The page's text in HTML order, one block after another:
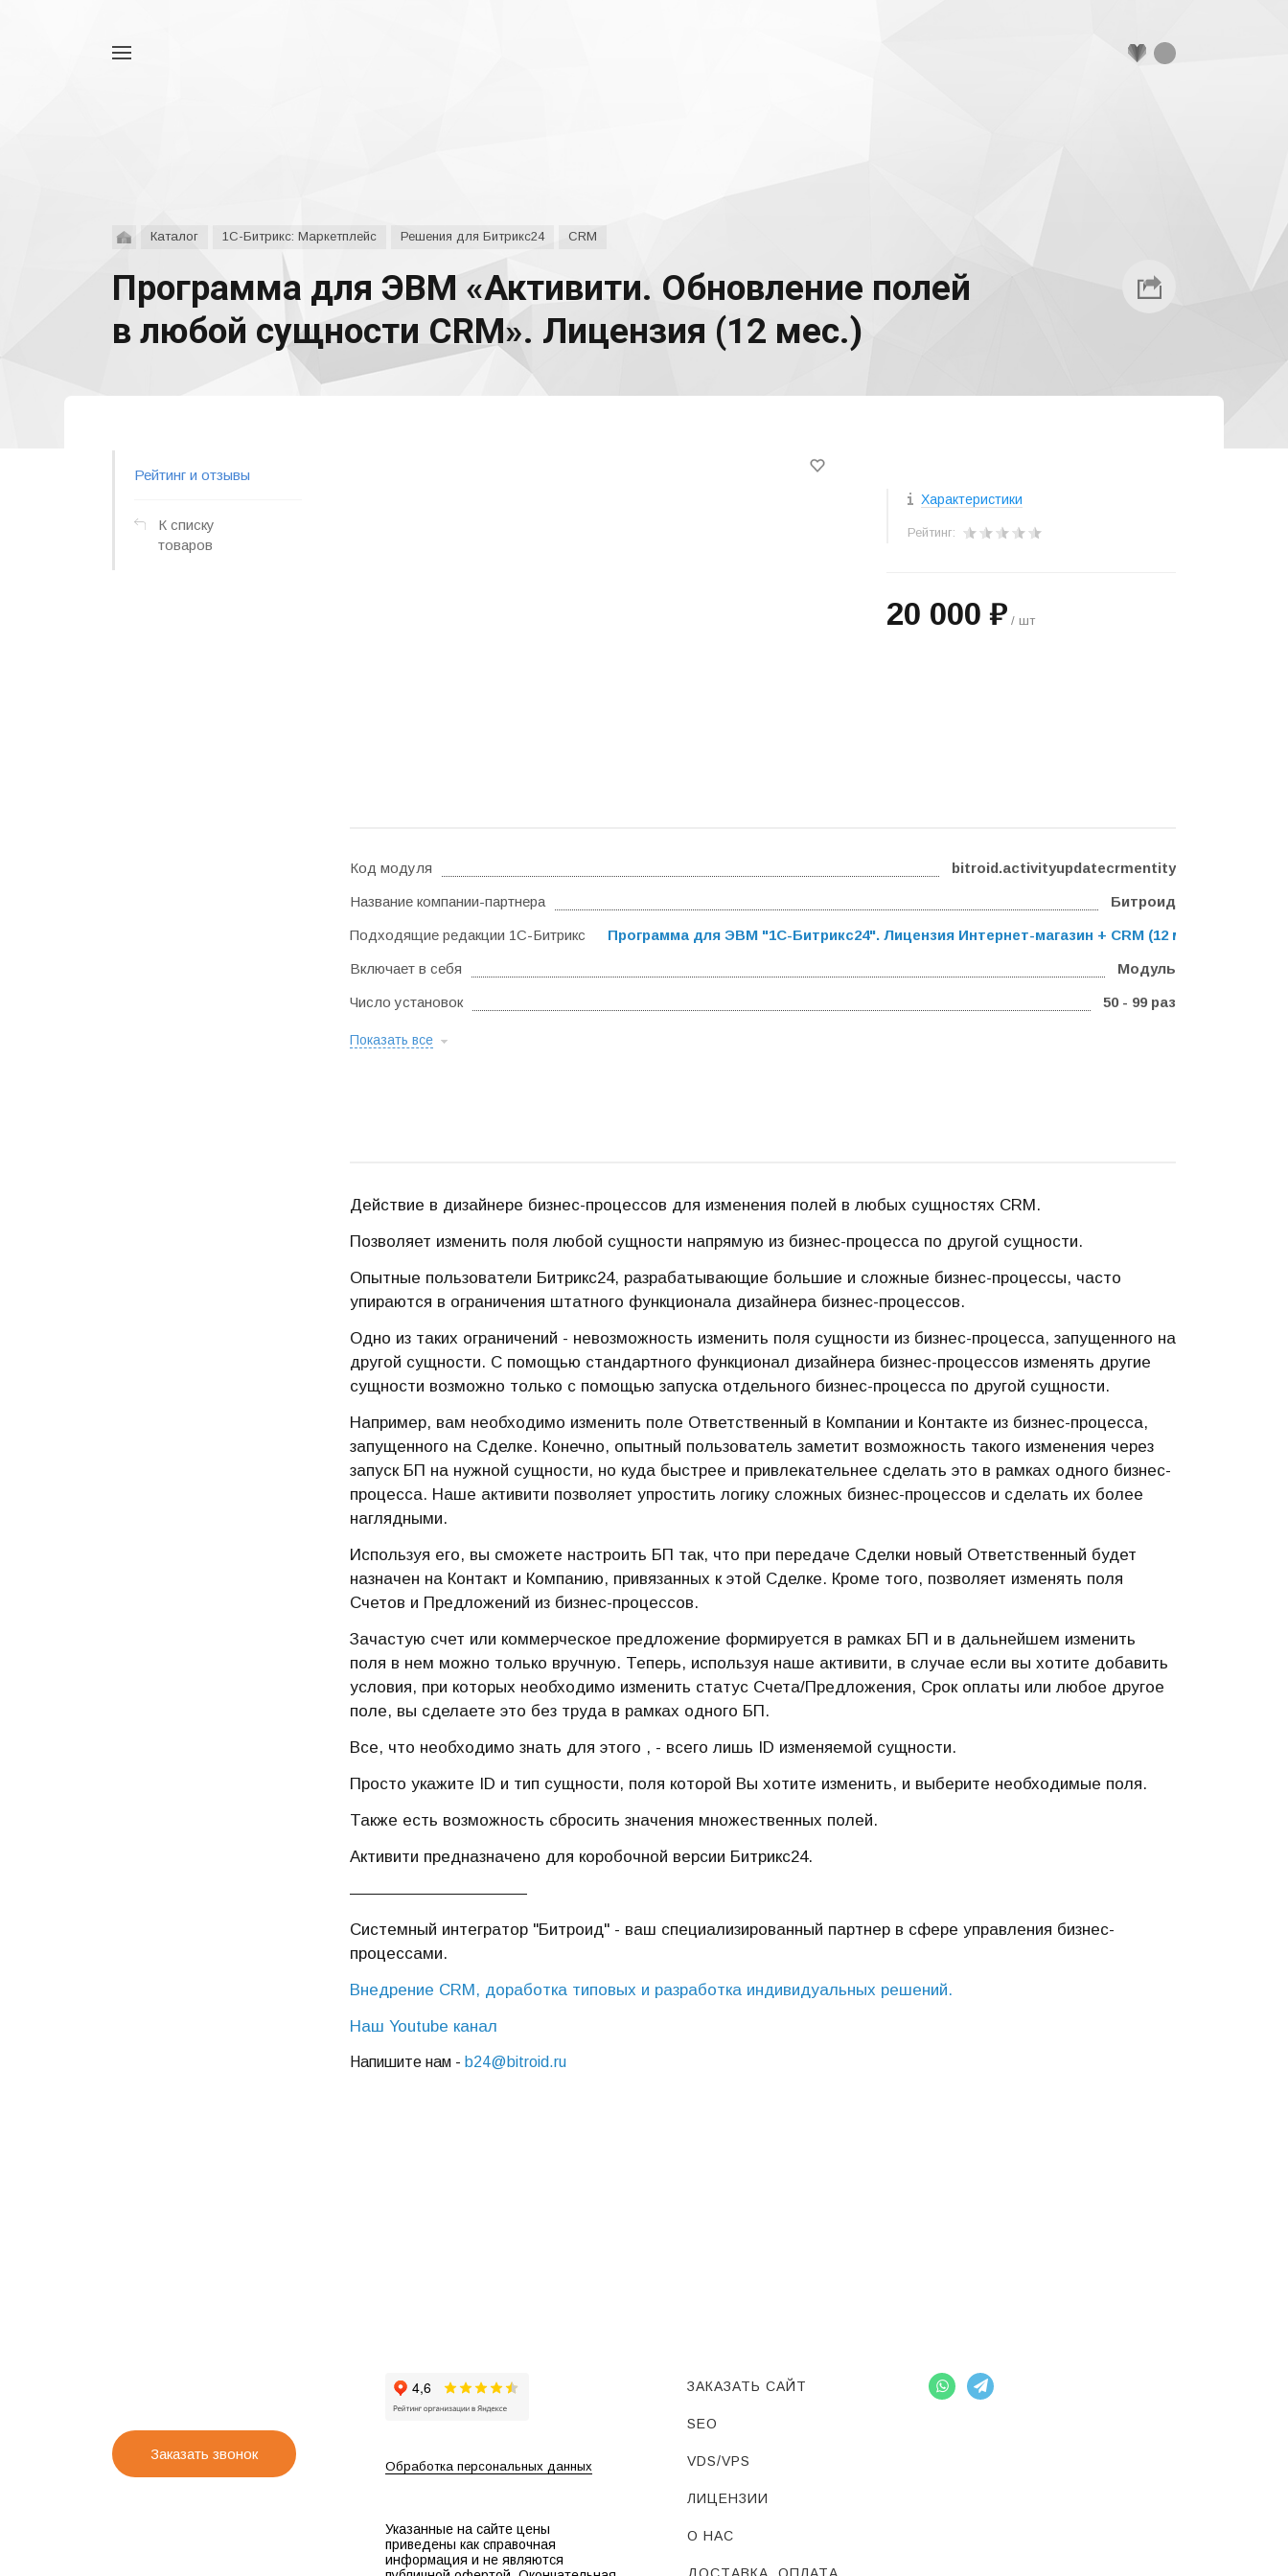
Каталог 1С-Битрикс: Маркетплейс Решения для Битрикс24 CRM
Программа для ЭВМ «Активити. Обновление полей
в любой сущности CRM». Лицензия (12 мес.)
Рейтинг и отзывы
К списку
товаров
Характеристики
Рейтинг:
20 000 ₽ / шт
Код модуля bitroid.activityupdatecrmentity
Название компании-партнера Битроид
Подходящие редакции 1С-Битрикс Программа для ЭВМ "1С-Битрикс24". Лицензия Интернет-магазин + CRM (12 мес.)
Включает в себя Модуль
Число установок 50 - 99 раз
Показать все
Действие в дизайнере бизнес-процессов для изменения полей в любых сущностях CRM.
Позволяет изменить поля любой сущности напрямую из бизнес-процесса по другой сущности.
Опытные пользователи Битрикс24, разрабатывающие большие и сложные бизнес-процессы, часто
упираются в ограничения штатного функционала дизайнера бизнес-процессов.
Одно из таких ограничений - невозможность изменить поля сущности из бизнес-процесса, запущенного на
другой сущности. С помощью стандартного функционал дизайнера бизнес-процессов изменять другие
сущности возможно только с помощью запуска отдельного бизнес-процесса по другой сущности.
Например, вам необходимо изменить поле Ответственный в Компании и Контакте из бизнес-процесса,
запущенного на Сделке. Конечно, опытный пользователь заметит возможность такого изменения через
запуск БП на нужной сущности, но куда быстрее и привлекательнее сделать это в рамках одного бизнес-
процесса. Наше активити позволяет упростить логику сложных бизнес-процессов и сделать их более
наглядными.
Используя его, вы сможете настроить БП так, что при передаче Сделки новый Ответственный будет
назначен на Контакт и Компанию, привязанных к этой Сделке. Кроме того, позволяет изменять поля
Счетов и Предложений из бизнес-процессов.
Зачастую счет или коммерческое предложение формируется в рамках БП и в дальнейшем изменить
поля в нем можно только вручную. Теперь, используя наше активити, в случае если вы хотите добавить
условия, при которых необходимо изменить статус Счета/Предложения, Срок оплаты или любое другое
поле, вы сделаете это без труда в рамках одного БП.
Все, что необходимо знать для этого , - всего лишь ID изменяемой сущности.
Просто укажите ID и тип сущности, поля которой Вы хотите изменить, и выберите необходимые поля.
Также есть возможность сбросить значения множественных полей.
Активити предназначено для коробочной версии Битрикс24.
Системный интегратор "Битроид" - ваш специализированный партнер в сфере управления бизнес-
процессами.
Внедрение CRM, доработка типовых и разработка индивидуальных решений.
Наш Youtube канал
Напишите нам - b24@bitroid.ru
Заказать звонок
Обработка персональных данных
Указанные на сайте цены
приведены как справочная
информация и не являются
ЗАКАЗАТЬ САЙТ
SEO
VDS/VPS
ЛИЦЕНЗИИ
О НАС